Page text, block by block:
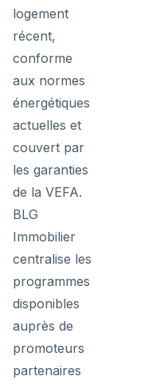
logement
récent,
conforme
aux normes
énergétiques
actuelles et
couvert par
les garanties
de la VEFA.
BLG
Immobilier
centralise les
programmes
disponibles
auprès de
promoteurs
partenaires